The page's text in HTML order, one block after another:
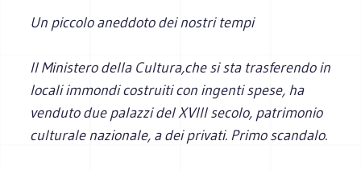
Un piccolo aneddoto dei nostri tempi
Il Ministero della Cultura,che si sta trasferendo in
locali immondi costruiti con ingenti spese, ha
venduto due palazzi del XVIII secolo, patrimonio
culturale nazionale, a dei privati. Primo scandalo.